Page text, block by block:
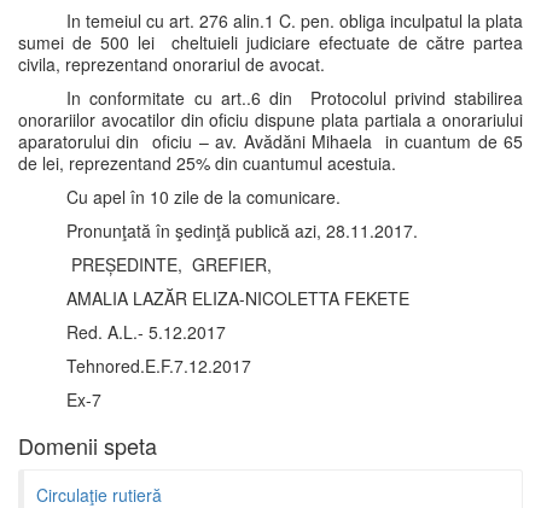
In temeiul cu art. 276 alin.1 C. pen. obliga inculpatul la plata
sumei de 500 lei cheltuieli judiciare efectuate de către partea
civila, reprezentand onorariul de avocat.
In conformitate cu art..6 din Protocolul privind stabilirea
onorariilor avocatilor din oficiu dispune plata partiala a onorariului
aparatorului din oficiu – av. Avădăni Mihaela in cuantum de 65
de lei, reprezentand 25% din cuantumul acestuia.
Cu apel în 10 zile de la comunicare.
Pronunţată în şedinţă publică azi, 28.11.2017.
PREȘEDINTE, GREFIER,
AMALIA LAZĂR ELIZA-NICOLETTA FEKETE
Red. A.L.- 5.12.2017
Tehnored.E.F.7.12.2017
Ex-7
Domenii speta
Circulaţie rutieră